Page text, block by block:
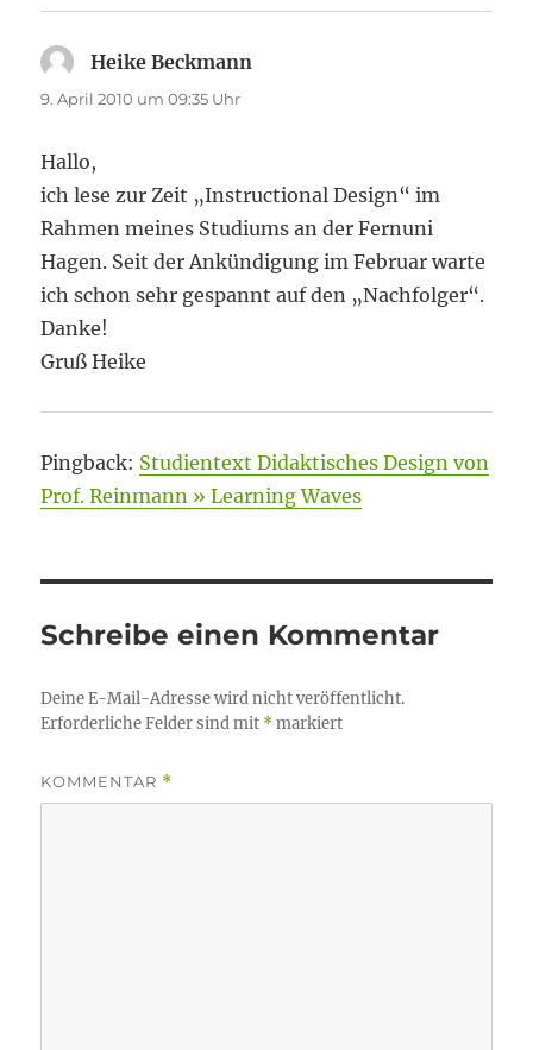
Heike Beckmann
9. April 2010 um 09:35 Uhr
Hallo,
ich lese zur Zeit „Instructional Design“ im
Rahmen meines Studiums an der Fernuni
Hagen. Seit der Ankündigung im Februar warte
ich schon sehr gespannt auf den „Nachfolger“.
Danke!
Gruß Heike
Pingback: Studientext Didaktisches Design von
Prof. Reinmann » Learning Waves
Schreibe einen Kommentar
Deine E-Mail-Adresse wird nicht veröffentlicht.
Erforderliche Felder sind mit *markiert
KOMMENTAR *